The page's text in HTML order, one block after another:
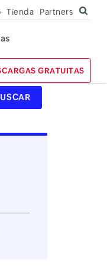
Tienda Partners
GRATUITAS